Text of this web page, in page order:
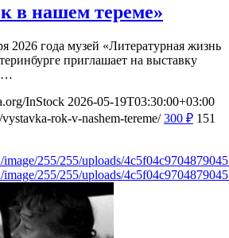
в нашем тереме»
2026 года музей «Литературная жизнь
приглашает на выставку
InStock 2026-05-19T03:30:00+03:00
rok-v-nashem-tereme/ 300 ₽ 151
255/255/uploads/
255/255/uploads/